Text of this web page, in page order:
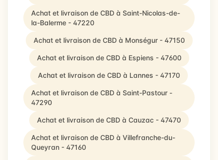
Achat et livraison de CBD à Saint-Nicolas-de-
la-Balerme - 47220
Achat et livraison de CBD à Monségur - 47150
Achat et livraison de CBD à Espiens - 47600
Achat et livraison de CBD à Lannes - 47170
Achat et livraison de CBD à Saint-Pastour -
47290
Achat et livraison de CBD à Cauzac - 47470
Achat et livraison de CBD à Villefranche-du-
Queyran - 47160